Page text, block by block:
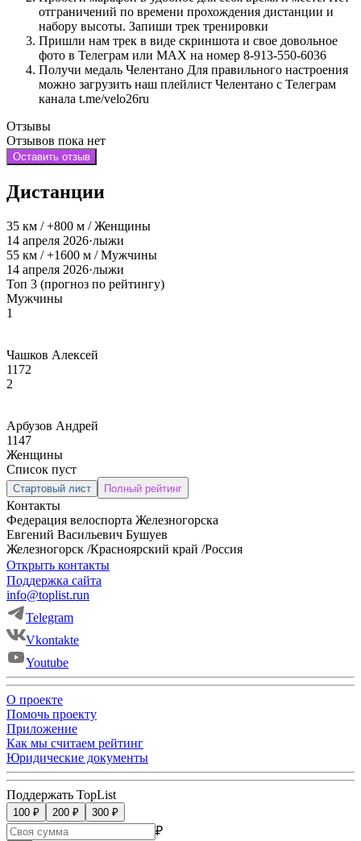
отграничений по времени прохождения дистанции и
набору высоты. Запиши трек тренировки
Пришли нам трек в виде скриншота и свое довольное
фото в Телеграм или MAX на номер 8-913-550-6036
Получи медаль Челентано Для правильного настроения
можно загрузить наш плейлист Челентано с Телеграм
канала t.me/velo26ru
Отзывы
Отзывов пока нет
Оставить отзыв
Дистанции
35 км / +800 м / Женщины
14 апреля 2026·лыжи
55 км / +1600 м / Мужчины
14 апреля 2026·лыжи
Топ 3 (прогноз по рейтингу)
Мужчины
1
Чашков Алексей
1172
2
Арбузов Андрей
1147
Женщины
Список пуст
Стартовый лист Полный рейтинг
Контакты
Федерация велоспорта Железногорска
Евгений Васильевич Бушуев
Железногорск /Красноярский край /Россия
Открыть контакты
Поддержка сайта
info@toplist.run
Telegram
Vkontakte
Youtube
О проекте
Помочь проекту
Приложение
Как мы считаем рейтинг
Юридические документы
Поддержать TopList
100 ₽ 200 ₽ 300 ₽
₽